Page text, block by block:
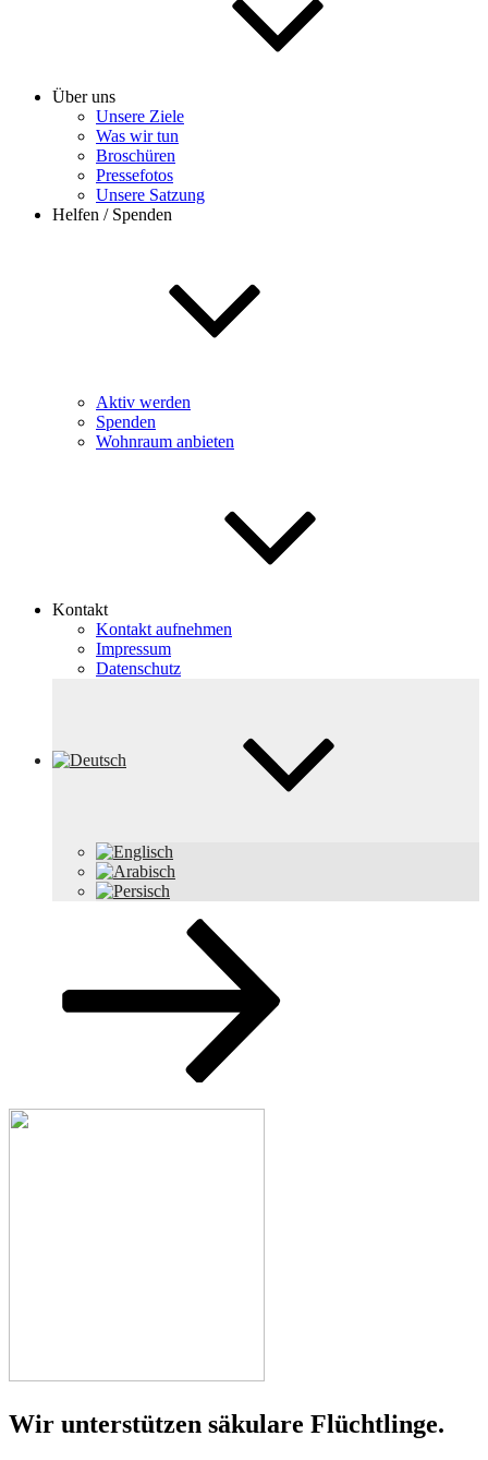
Über uns
Unsere Ziele
Was wir tun
Broschüren
Pressefotos
Unsere Satzung
Helfen / Spenden
Aktiv werden
Spenden
Wohnraum anbieten
Kontakt
Kontakt aufnehmen
Impressum
Datenschutz
Wir unterstützen säkulare Flüchtlinge.